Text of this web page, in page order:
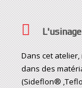
L'usinage
Dans cet
dans des
(Sideflon®